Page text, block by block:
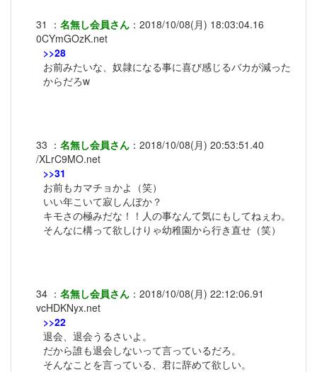
31 ： 名無し会員さん ： 2018/10/08(月) 18:03:04.16
0CYmGOzK.net
>>28
お前みたいな、奴隷になる事に喜び感じるバカが減った
からだろw
33 ： 名無し会員さん ： 2018/10/08(月) 20:53:51.40
/XLrC9MO.net
>>31
お前もカマチョかよ（笑）
いい年こいて寂しんぼか？
キモさの極みだな！！人の事なんて気にもしてねぇわ。
そんなに構って欲しけりゃ幼稚園から行き直せ（笑）
34 ： 名無し会員さん ： 2018/10/08(月) 22:12:06.91
vcHDKNyx.net
>>22
退会、退会うるさいよ。
だから誰も退会しないって言っているだろ。
そんなことを言っている、君に辞めて欲しい。